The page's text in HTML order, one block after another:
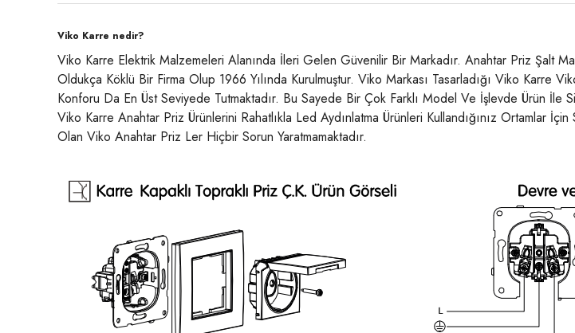
Viko Karre nedir?
Viko Karre Elektrik Malzemeleri Alanında İleri Gelen Güvenilir Bir Markadır. Anahtar Priz Şalt
Oldukça Köklü Bir Firma Olup 1966 Yılında Kurulmuştur. Viko Markası Tasarladığı Viko
Konforu Da En Üst Seviyede Tutmaktadır. Bu Sayede Bir Çok Farklı Model Ve İşlevde Ürün İle
Viko Karre Anahtar Priz Ürünlerini Rahatlıkla Led Aydınlatma Ürünleri Kullandığınız Ortamlar
Olan Viko Anahtar Priz Ler Hiçbir Sorun Yaratmamaktadır.